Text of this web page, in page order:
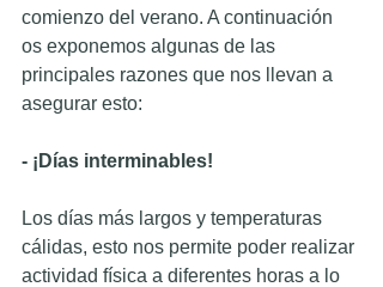
comienzo del verano. A continuación
os exponemos algunas de las
principales razones que nos llevan a
asegurar esto:
- ¡Días interminables!
Los días más largos y temperaturas
cálidas, esto nos permite poder realizar
actividad física a diferentes horas a lo